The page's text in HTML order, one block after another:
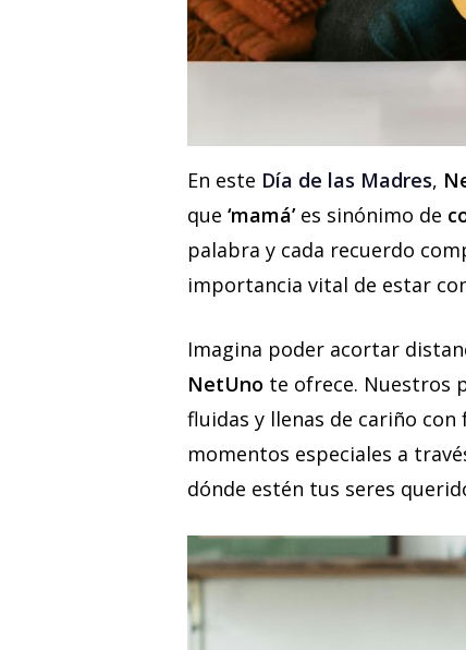
En este Día de las Madres,
que ‘mamá’es sinónimo de
palabra y cada recuerdo
importancia vital de estar
Imagina poder acortar
NetUno te ofrece. Nuestros
fluidas y llenas de cariño
momentos especiales a
dónde estén tus seres